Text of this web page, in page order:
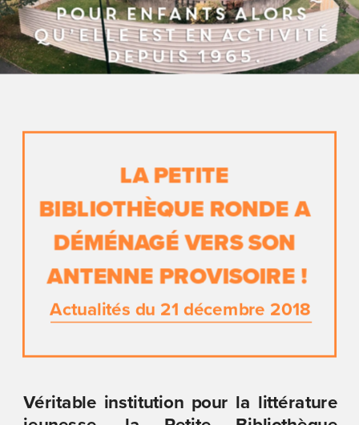
Véritable institution pour la littérature
LA PETITE
BIBLIOTHÈQUE RONDE A
DÉMÉNAGÉ VERS SON
ANTENNE PROVISOIRE !
Actualités du 21 décembre 2018